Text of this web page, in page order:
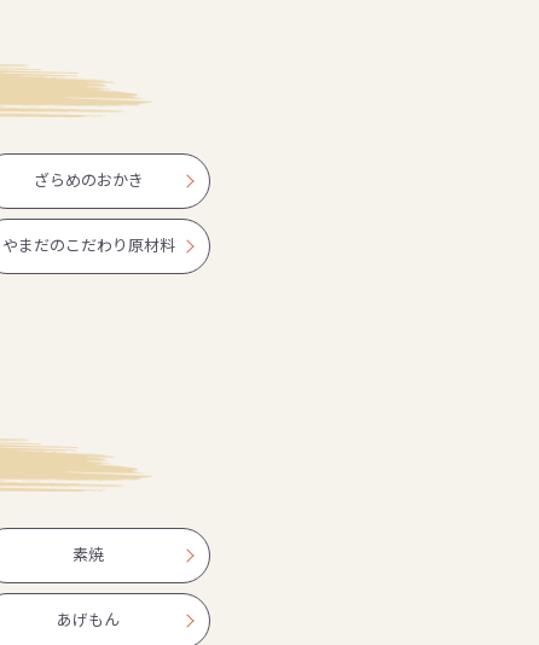
ざらめのおかき
やまだのこだわり原材料
素焼
あげもん